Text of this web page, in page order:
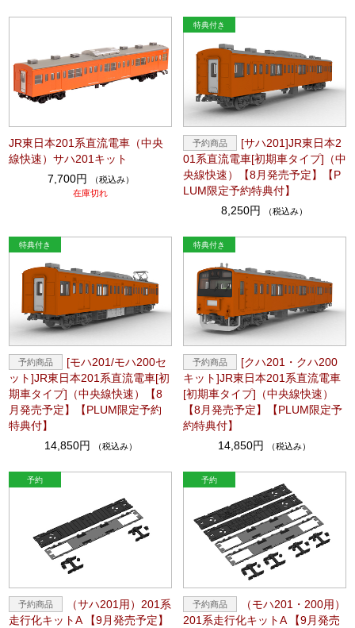
JR東日本201系直流電車（中央
線快速）サハ201キット
7,700円
（税込み）
在庫切れ
[サハ201]JR東日本2
01系直流電車[初期車タイプ]（中
央線快速）【8月発売予定】【P
LUM限定予約特典付】
8,250円
（税込み）
[モハ201/モハ200セ
ット]JR東日本201系直流電車[初
期車タイプ]（中央線快速）【8
月発売予定】【PLUM限定予約
特典付】
14,850円
（税込み）
[クハ201・クハ200
キット]JR東日本201系直流電車
[初期車タイプ]（中央線快速）
【8月発売予定】【PLUM限定予
約特典付】
14,850円
（税込み）
（サハ201用）201系
走行化キットA 【9月発売予定】
（モハ201・200用）
201系走行化キットA 【9月発売